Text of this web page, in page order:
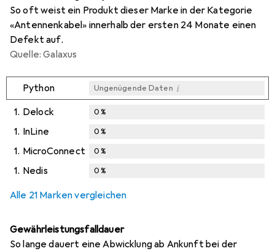
So oft weist ein Produkt dieser Marke in der Kategorie
«Antennenkabel» innerhalb der ersten 24 Monate einen
Defekt auf.
Quelle: Galaxus
Python Ungenügende Daten i
1. Delock 0%
1. InLine 0%
1. MicroConnect 0%
1. Nedis 0%
Alle 21 Marken vergleichen
Gewährleistungsfalldauer
So lange dauert eine Abwicklung ab Ankunft bei der